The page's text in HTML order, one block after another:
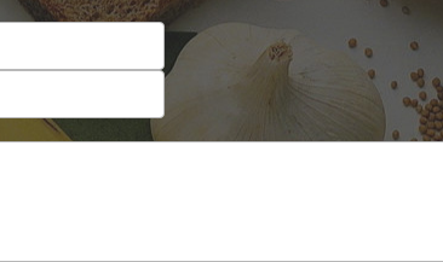
Japonesa e Oriental
Padarias e Confeitarias
Peixes e Frutos do Mar
Pizzarias